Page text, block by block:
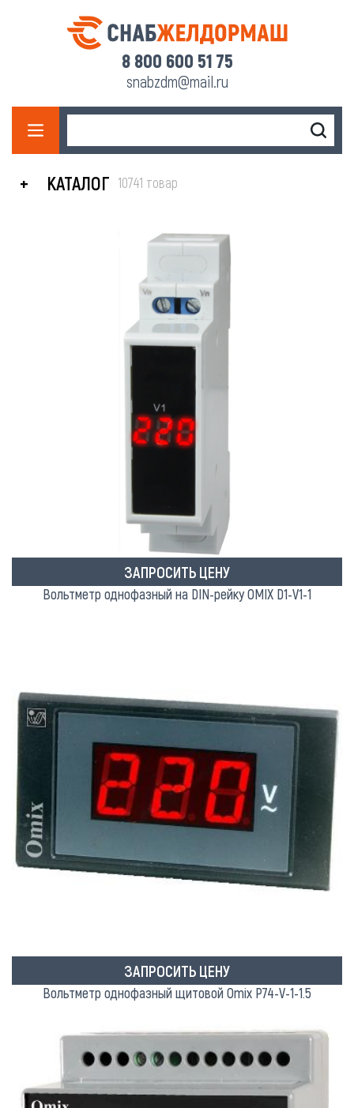
8 800 600 51 75
snabzdm@mail.ru
КАТАЛОГ 10741 товар
ЗАПРОСИТЬ ЦЕНУ
Вольтметр однофазный на DIN-рейку OMIX D1-V1-1
ЗАПРОСИТЬ ЦЕНУ
Вольтметр однофазный щитовой Omix P74-V-1-1.5